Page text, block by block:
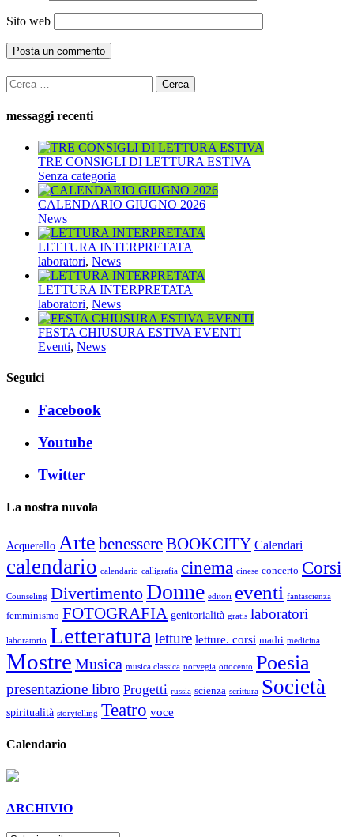
Sito web
Ricerca
per:
messaggi recenti
TRE CONSIGLI DI LETTURA ESTIVA
Senza categoria
CALENDARIO GIUGNO 2026
News
LETTURA INTERPRETATA
laboratori, News
LETTURA INTERPRETATA
laboratori, News
FESTA CHIUSURA ESTIVA EVENTI
Eventi, News
Seguici
Facebook
Youtube
Twitter
La nostra nuvola
Acquerello Arte benessereBOOKCITY Calendari
calendario calendario calligrafia cinema cinese concerto Corsi
Counseling DivertimentoDonne editori eventi fantascienza
femminismo FOTOGRAFIA genitorialità gratis laboratori
laboratorio Letteratura letture letture. corsi madri medicina
Mostre Musica musica classica norvegia ottocento Poesia
presentazione libro Progetti russia scienza scrittura Società
spiritualità storytelling Teatro voce
Calendario
ARCHIVIO